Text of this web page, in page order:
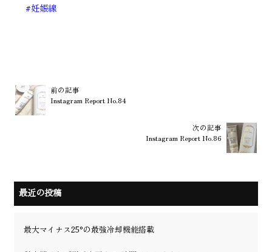
#妊娠線
前の記事
Instagram Report No.84
次の記事
Instagram Report No.86
最近の投稿
最大マイナス25°の最強冷却機能搭載